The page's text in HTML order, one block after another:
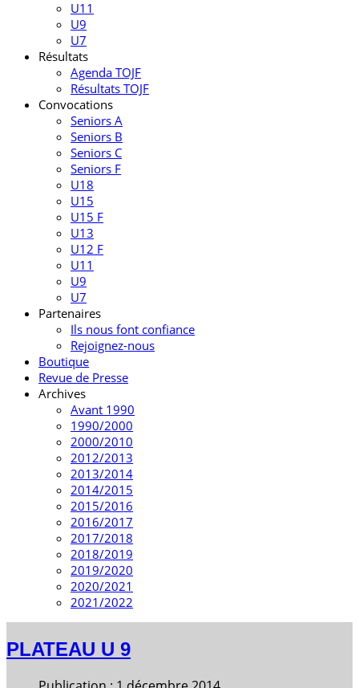
U11
U9
U7
Résultats
Agenda TOJF
Résultats TOJF
Convocations
Seniors A
Seniors B
Seniors C
Seniors F
U18
U15
U15 F
U13
U12 F
U11
U9
U7
Partenaires
Ils nous font confiance
Rejoignez-nous
Boutique
Revue de Presse
Archives
Avant 1990
1990/2000
2000/2010
2012/2013
2013/2014
2014/2015
2015/2016
2016/2017
2017/2018
2018/2019
2019/2020
2020/2021
2021/2022
PLATEAU U 9